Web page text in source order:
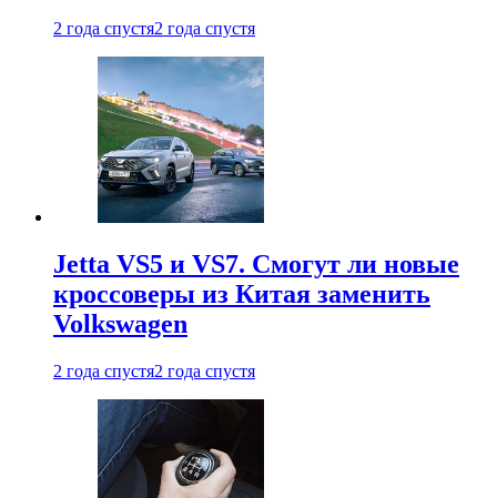
2 года спустя2 года спустя
Jetta VS5 и VS7. Смогут ли новые
кроссоверы из Китая заменить
Volkswagen
2 года спустя2 года спустя